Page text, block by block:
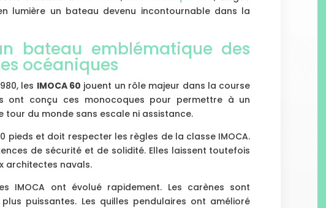
lumière un bateau devenu incontournable dans la
bateau emblématique des
océaniques
les IMOCA 60 jouent un rôle majeur dans la course
ont conçu ces monocoques pour permettre à un
tour du monde sans escale ni assistance.
pieds et doit respecter les règles de la classe IMOCA.
de sécurité et de solidité. Elles laissent toutefois
architectes navals.
IMOCA ont évolué rapidement. Les carènes sont
puissantes. Les quilles pendulaires ont amélioré